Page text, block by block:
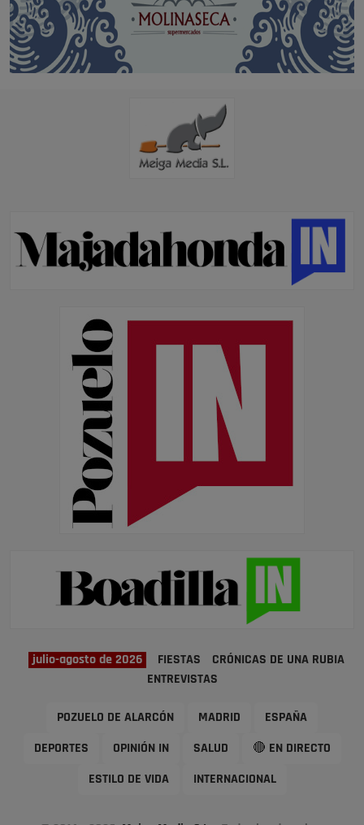
julio-agosto de 2026 FIESTAS
CRÓNICAS DE UNA RUBIA
ENTREVISTAS
POZUELO DE ALARCÓN MADRID ESPAÑA
DEPORTES OPINIÓN IN SALUD 🔴 EN DIRECTO
ESTILO DE VIDA INTERNACIONAL